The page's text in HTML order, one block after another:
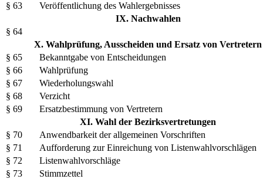
§ 63
Veröffentlichung des Wahlergebnisses
IX. Nachwahlen
§ 64
X. Wahlprüfung, Ausscheiden und Ersatz von Vertretern
§ 65
Bekanntgabe von Entscheidungen
§ 66
Wahlprüfung
§ 67
Wiederholungswahl
§ 68
Verzicht
§ 69
Ersatzbestimmung von Vertretern
XI. Wahl der Bezirksvertretungen
§ 70
Anwendbarkeit der allgemeinen Vorschriften
§ 71
Aufforderung zur Einreichung von Listenwahlvorschlägen
§ 72
Listenwahlvorschläge
§ 73
Stimmzettel